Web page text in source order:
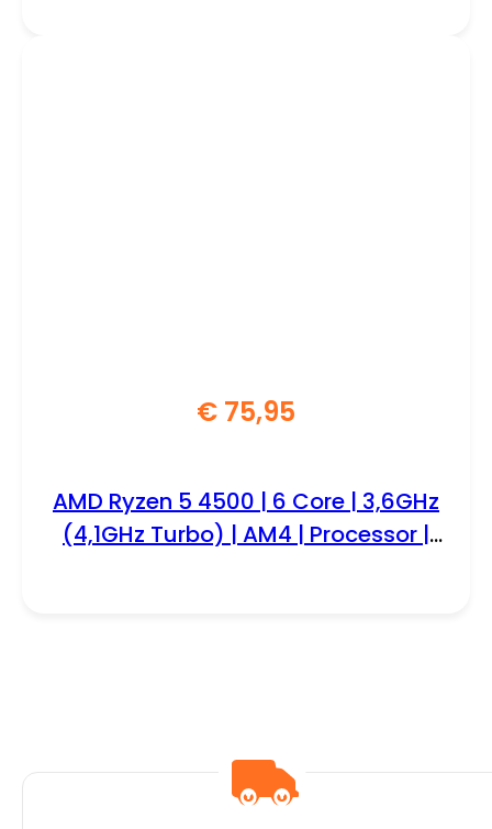
€ 75,95
AMD Ryzen 5 4500 | 6 Core | 3,6GHz
(4,1GHz Turbo) | AM4 | Processor |